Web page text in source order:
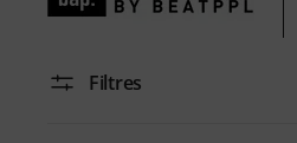
Filtres